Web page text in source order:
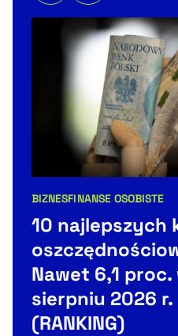
Kategorie artykułu:
BIZNESFINANSE OSOBISTE
10 najlepszych
Nawet 6,1 proc.
sierpniu 2026 r.
(RANKING)